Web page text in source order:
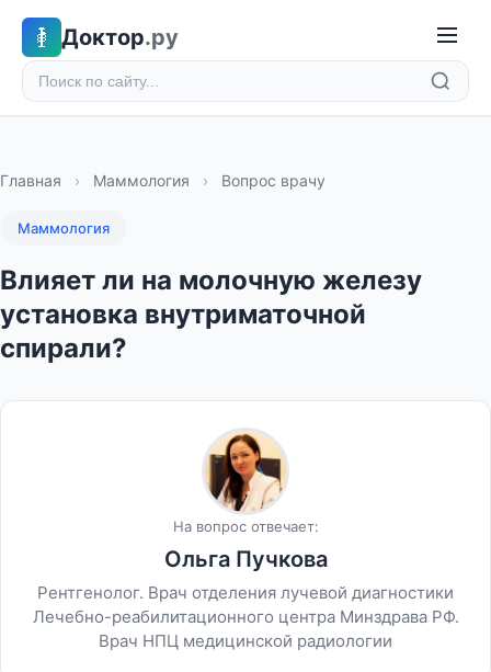
Доктор.ру
Главная › Маммология › Вопрос врачу
Маммология
Влияет ли на молочную железу
установка внутриматочной
спирали?
На вопрос отвечает:
Ольга Пучкова
Рентгенолог. Врач отделения лучевой диагностики
Лечебно-реабилитационного центра Минздрава РФ.
Врач НПЦ медицинской радиологии